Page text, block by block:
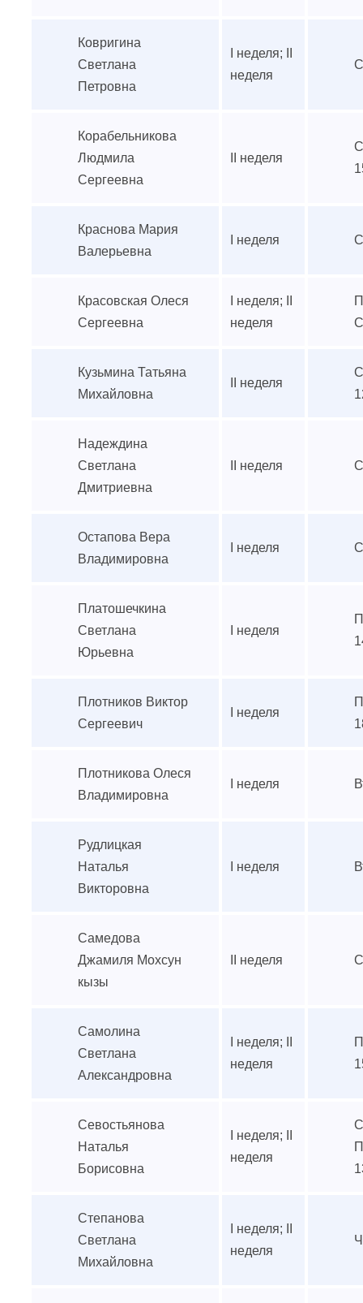
Ковригина
Светлана
Петровна
I неделя; II
неделя
Корабельникова
Людмила
Сергеевна
II неделя
Краснова Мария
Валерьевна
I неделя
Красовская Олеся
Сергеевна
I неделя; II
неделя
Кузьмина Татьяна
Михайловна
II неделя
Надеждина
Светлана
Дмитриевна
II неделя
Остапова Вера
Владимировна
I неделя
Платошечкина
Светлана
Юрьевна
I неделя
Плотников Виктор
Сергеевич
I неделя
Плотникова Олеся
Владимировна
I неделя
Рудлицкая
Наталья
Викторовна
I неделя
Самедова
Джамиля Мохсун
кызы
II неделя
Самолина
Светлана
Александровна
I неделя; II
неделя
Севостьянова
Наталья
Борисовна
I неделя; II
неделя
Степанова
Светлана
Михайловна
I неделя; II
неделя